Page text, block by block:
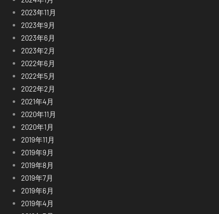
2023年11月
2023年9月
2023年6月
2023年2月
2022年6月
2022年5月
2022年2月
2021年4月
2020年11月
2020年1月
2019年11月
2019年9月
2019年8月
2019年7月
2019年6月
2019年4月